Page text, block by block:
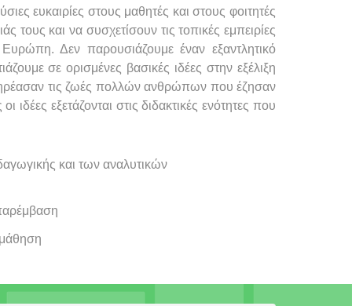
ευκαιρίες στους μαθητές και στους φοιτητές
τους και να συσχετίσουν τις τοπικές εμπειρίες
Δεν παρουσιάζουμε έναν εξαντλητικό
σε ορισμένες βασικές ιδέες στην εξέλιξη
τις ζωές πολλών ανθρώπων που έζησαν
εξετάζονται στις διδακτικές ενότητες που
και των αναλυτικών